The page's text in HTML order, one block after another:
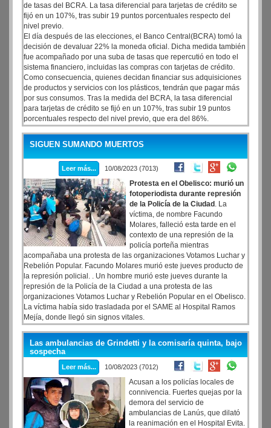
de tasas del BCRA. La tasa diferencial para tarjetas de crédito se
fijó en un 107%, tras subir 19 puntos porcentuales respecto del
nivel previo.
El día después de las elecciones, el Banco Central(BCRA) tomó la
decisión de devaluar 22% la moneda oficial. Dicha medida también
fue acompañado por una suba de tasas que repercutió en todo el
sistema financiero, incluidas las compras con tarjetas de crédito.
Como consecuencia, quienes decidan financiar sus adquisiciones
de productos y servicios con los plásticos, tendrán que pagar más
por sus consumos. Tras la medida del BCRA, la tasa diferencial
para tarjetas de crédito se fijó en un 107%, tras subir 19 puntos
porcentuales respecto del nivel previo, que era del 86%.
SIGUEN SUMANDO MUERTOS
Leer más... 10/08/2023 (7013)
Protesta en el Obelisco: murió un
fotoperiodista durante represión
de la Policía de la Ciudad . La
víctima, de nombre Facundo
Molares, falleció esta tarde en el
contexto de una represión de la
policía porteña mientras
acompañaba una protesta de las organizaciones Votamos Luchar y
Rebelión Popular. Facundo Molares murió este jueves producto de
la represión policial. . Un hombre murió este jueves durante la
represión de la Policía de la Ciudad a una protesta de las
organizaciones Votamos Luchar y Rebelión Popular en el Obelisco.
La víctima había sido trasladada por el SAME al Hospital Ramos
Mejía, donde llegó sin signos vitales.
Las ambulancias de Grindetti y la comisaría quinta, bajo
sospecha
Leer más... 10/08/2023 (7012)
Acusan a los policías locales de
connivencia. Fuertes quejas por la
demora del servicio de
ambulancias de Lanús, que dilató
la reanimación en el Hospital Evita.